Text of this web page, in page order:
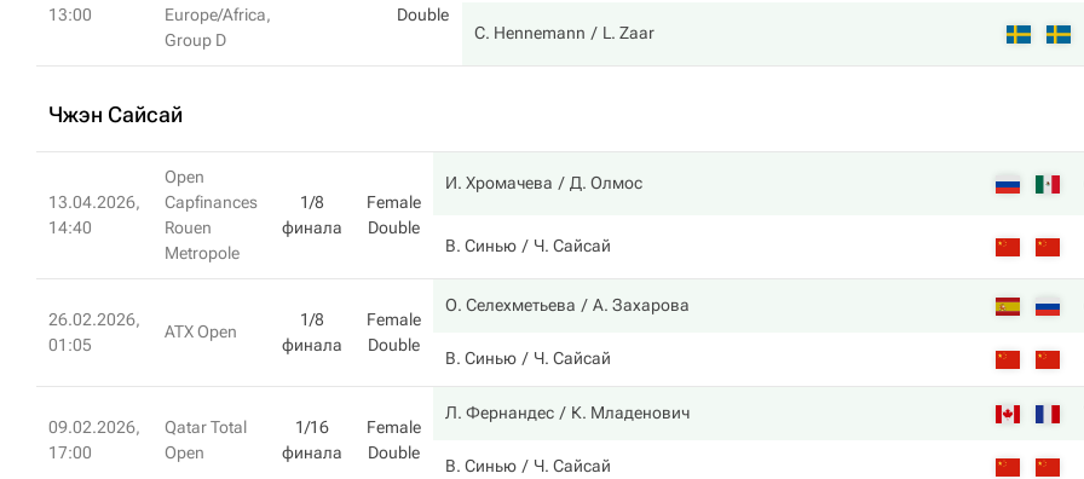
13:00
Europe/Africa,
Group D
Double
C. Hennemann L. Zaar
Чжэн Сайсай
13.04.2026,
14:40
Open
Capfinances
Rouen
Metropole
1/8
финала
Female
Double
И. Хромачева Д. Олмос
В. Синью Ч. Сайсай
26.02.2026,
01:05
ATX Open
1/8
финала
Female
Double
О. Селехметьева А. Захарова
В. Синью Ч. Сайсай
09.02.2026,
17:00
Qatar Total
Open
1/16
финала
Female
Double
Л. Фернандес К. Младенович
В. Синью Ч. Сайсай